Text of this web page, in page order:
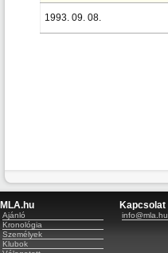
1993. 09. 08.
MLA.hu
Ajánló
Kronológia
Személyek
Klubok
Kapcsolat
info@mla.hu